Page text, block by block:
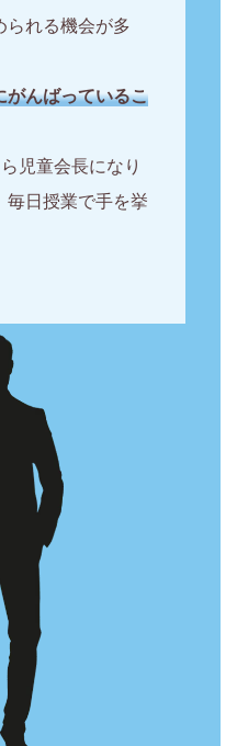
られる機会が多
がんばっているこ
児童会長になり
毎日授業で手を挙